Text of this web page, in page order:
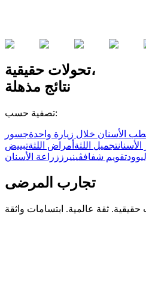
تحولات حقيقية،
نتائج مذهلة
تصفية حسب:
طب الأسنان خلال زيارة واحدةجسور
تجميل اللثة أمراض اللثةتبييض
تقويم شفافڤينيرز زراعة الأسنان
تجارب المرضى